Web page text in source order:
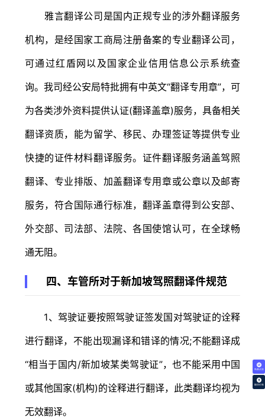
免费试译
翻译价格
雅言翻译公司是国内正规专业的涉外翻译服务
机构，是经国家工商局注册备案的专业翻译公司，
可通过红盾网以及国家企业信用信息公示系统查
询。我司经公安局特批拥有中英文“翻译专用章”，可
为各类涉外资料提供认证(翻译盖章)服务，具备相关
翻译资质，能为留学、移民、办理签证等提供专业
快捷的证件材料翻译服务。证件翻译服务涵盖驾照
翻译、专业排版、加盖翻译专用章或公章以及邮寄
服务，符合国际通行标准，翻译盖章得到公安部、
外交部、司法部、法院、各国使馆认可，在全球畅
通无阻。
四、车管所对于新加坡驾照翻译件规范
1、驾驶证要按照驾驶证签发国对驾驶证的诠释
进行翻译，不能出现漏译和错译的情况;不能翻译成
“相当于国内/新加坡某类驾驶证”，也不能采用中国
或其他国家(机构)的诠释进行翻译，此类翻译均视为
无效翻译。